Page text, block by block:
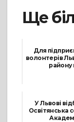
Ще
Для
волонтерів
району
У Львові
Освітянська